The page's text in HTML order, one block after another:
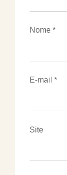
Nome *
E-mail *
Site